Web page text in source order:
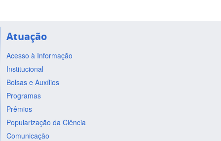
Atuação
Acesso à Informação
Institucional
Bolsas e Auxílios
Programas
Prêmios
Popularização da Ciência
Comunicação